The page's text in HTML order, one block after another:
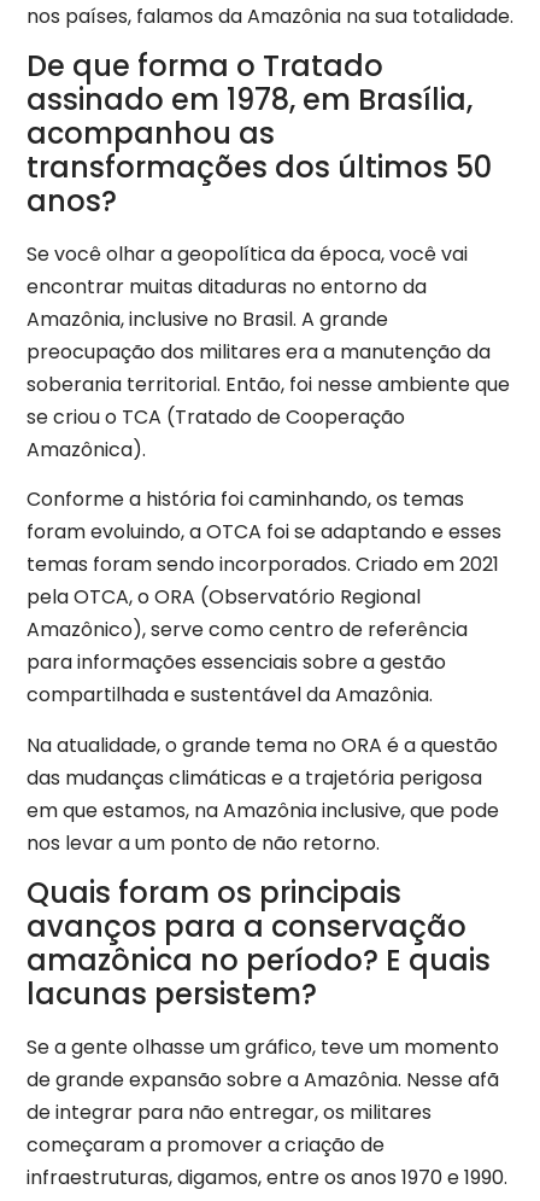
nos países, falamos da Amazônia na sua totalidade.
De que forma o Tratado
assinado em 1978, em Brasília,
acompanhou as
transformações dos últimos 50
anos?
Se você olhar a geopolítica da época, você vai
encontrar muitas ditaduras no entorno da
Amazônia, inclusive no Brasil. A grande
preocupação dos militares era a manutenção da
soberania territorial. Então, foi nesse ambiente que
se criou o TCA (Tratado de Cooperação
Amazônica).
Conforme a história foi caminhando, os temas
foram evoluindo, a OTCA foi se adaptando e esses
temas foram sendo incorporados. Criado em 2021
pela OTCA, o ORA (Observatório Regional
Amazônico), serve como centro de referência
para informações essenciais sobre a gestão
compartilhada e sustentável da Amazônia.
Na atualidade, o grande tema no ORA é a questão
das mudanças climáticas e a trajetória perigosa
em que estamos, na Amazônia inclusive, que pode
nos levar a um ponto de não retorno.
Quais foram os principais
avanços para a conservação
amazônica no período? E quais
lacunas persistem?
Se a gente olhasse um gráfico, teve um momento
de grande expansão sobre a Amazônia. Nesse afã
de integrar para não entregar, os militares
começaram a promover a criação de
infraestruturas, digamos, entre os anos 1970 e 1990.